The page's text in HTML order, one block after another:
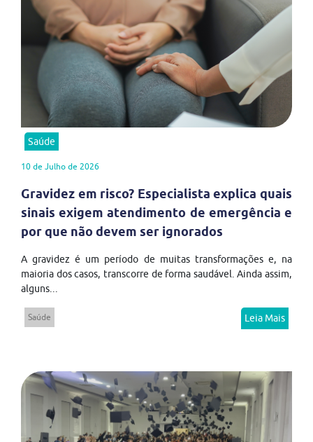
Saúde
10 de Julho de 2026
Gravidez em risco? Especialista explica quais
sinais exigem atendimento de emergência e
por que não devem ser ignorados
A gravidez é um período de muitas transformações e, na
maioria dos casos, transcorre de forma saudável. Ainda assim,
alguns...
Saúde Leia Mais